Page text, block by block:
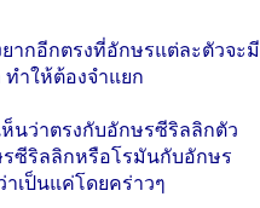
ากอีกตรงที่อักษรแต่ละตัวจะมี
ำให้ต้องจำแยก
นว่าตรงกับอักษรซีริลลิกตัว
รซีริลลิกหรือโรมันกับอักษร
เป็นแค่โดยคร่าวๆ